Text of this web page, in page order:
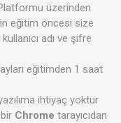
üzerinden
eğitim öncesi size
adı ve şifre
eğitimden 1 saat
ihtiyaç yoktur
Chrome tarayıcıdan